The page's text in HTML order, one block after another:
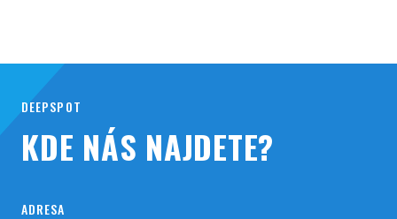
DEEPSPOT
KDE NÁS NAJDETE?
ADRESA